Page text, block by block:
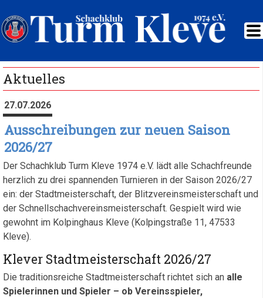
Aktuelles
27.07.2026
Ausschreibungen zur neuen Saison
2026/27
Der Schachklub Turm Kleve 1974 e.V. lädt alle Schachfreunde
herzlich zu drei spannenden Turnieren in der Saison 2026/27
ein: der Stadtmeisterschaft, der Blitzvereinsmeisterschaft und
der Schnellschachvereinsmeisterschaft. Gespielt wird wie
gewohnt im Kolpinghaus Kleve (Kolpingstraße 11, 47533
Kleve).
Klever Stadtmeisterschaft 2026/27
Die traditionsreiche Stadtmeisterschaft richtet sich an alle
Spielerinnen und Spieler – ob Vereinsspieler,